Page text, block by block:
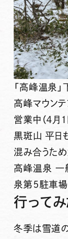
「高峰温泉
高峰マウン
営業中（4月1
黒斑山 平日
混み合うため
高峰温泉 一
泉第５駐車場
行って
冬季は雪道